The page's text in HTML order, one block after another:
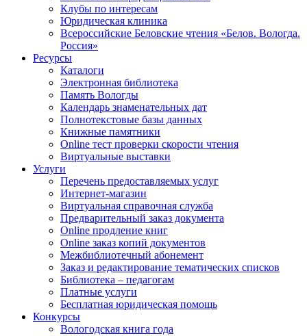
Клубы по интересам
Юридическая клиника
Всероссийские Беловские чтения «Белов. Вологда.
Россия»
Ресурсы
Каталоги
Электронная библиотека
Память Вологды
Календарь знаменательных дат
Полнотекстовые базы данных
Книжные памятники
Online тест проверки скорости чтения
Виртуальные выставки
Услуги
Перечень предоставляемых услуг
Интернет-магазин
Виртуальная справочная служба
Предварительный заказ документа
Online продление книг
Online заказ копий документов
Межбиблиотечный абонемент
Заказ и редактирование тематических списков
Библиотека – педагогам
Платные услуги
Бесплатная юридическая помощь
Конкурсы
Вологодская книга года